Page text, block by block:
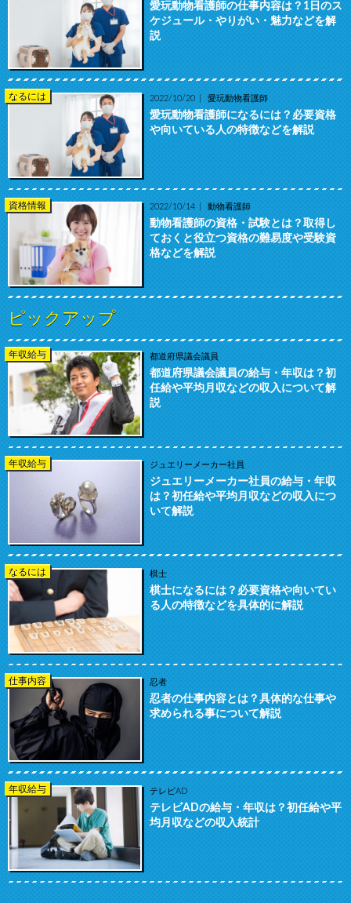
愛玩動物看護師の仕事内容は？1日のス
ケジュール・やりがい・魅力などを解
説
なるには 2022/10/20 愛玩動物看護師
愛玩動物看護師になるには？必要資格
や向いている人の特徴などを解説
資格情報 2022/10/14 動物看護師
動物看護師の資格・試験とは？取得し
ておくと役立つ資格の難易度や受験資
格などを解説
ピックアップ
年収給与 都道府県議会議員
都道府県議会議員の給与・年収は？初
任給や平均月収などの収入について解
説
年収給与 ジュエリーメーカー社員
ジュエリーメーカー社員の給与・年収
は？初任給や平均月収などの収入につ
いて解説
なるには 棋士
棋士になるには？必要資格や向いてい
る人の特徴などを具体的に解説
仕事内容 忍者
忍者の仕事内容とは？具体的な仕事や
求められる事について解説
年収給与 テレビAD
テレビADの給与・年収は？初任給や平
均月収などの収入統計